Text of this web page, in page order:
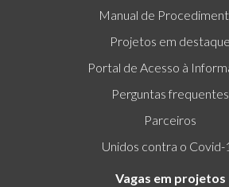
Manual de
Projetos em destaque
Portal de Acesso à
Perguntas frequentes
Parceiros
Unidos contra o Covid-
Vagas em projetos